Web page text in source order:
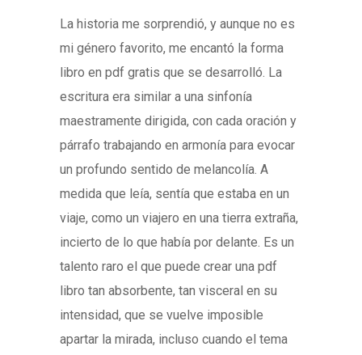
La historia me sorprendió, y aunque no es
mi género favorito, me encantó la forma
libro en pdf gratis que se desarrolló. La
escritura era similar a una sinfonía
maestramente dirigida, con cada oración y
párrafo trabajando en armonía para evocar
un profundo sentido de melancolía. A
medida que leía, sentía que estaba en un
viaje, como un viajero en una tierra extraña,
incierto de lo que había por delante. Es un
talento raro el que puede crear una pdf
libro tan absorbente, tan visceral en su
intensidad, que se vuelve imposible
apartar la mirada, incluso cuando el tema